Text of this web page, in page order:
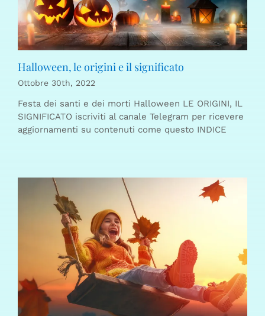
Halloween, le origini e il significato
Ottobre 30th, 2022
Festa dei santi e dei morti Halloween LE ORIGINI, IL
SIGNIFICATO iscriviti al canale Telegram per ricevere
aggiornamenti su contenuti come questo INDICE